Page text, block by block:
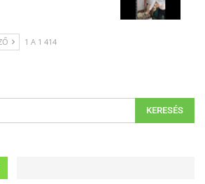
1 A 1 414